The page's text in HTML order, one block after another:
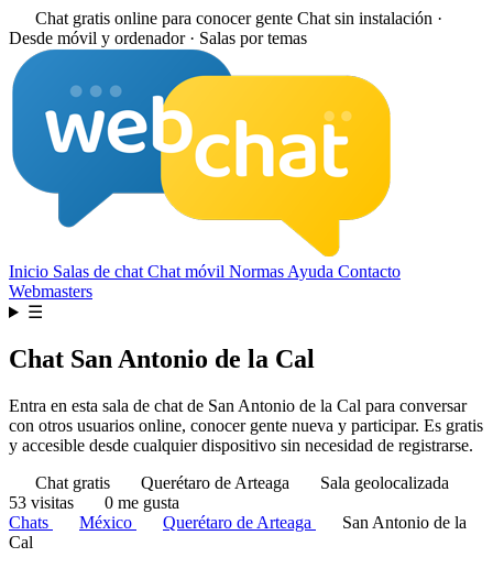
Chat gratis online para conocer gente Chat sin instalación ·
Desde móvil y ordenador · Salas por temas
Inicio Salas de chat Chat móvil Normas Ayuda Contacto
Webmasters
☰
Chat San Antonio de la Cal
Entra en esta sala de chat de San Antonio de la Cal para conversar
con otros usuarios online, conocer gente nueva y participar. Es gratis
y accesible desde cualquier dispositivo sin necesidad de registrarse.
Chat gratis
Querétaro de Arteaga
Sala geolocalizada
53 visitas
0 me gusta
Chats
México Querétaro de Arteaga
San Antonio de la
Cal